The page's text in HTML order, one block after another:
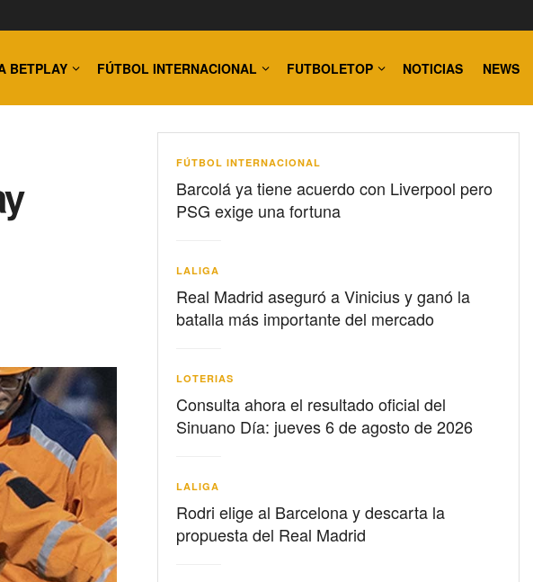
BETPLAY FÚTBOL INTERNACIONAL FUTBOLETOP NOTICIAS NEWS
FÚTBOL INTERNACIONAL
Barcolá ya tiene acuerdo con Liverpool pero
PSG exige una fortuna
LALIGA
Real Madrid aseguró a Vinicius y ganó la
batalla más importante del mercado
LOTERIAS
Consulta ahora el resultado oficial del
Sinuano Día: jueves 6 de agosto de 2026
LALIGA
Rodri elige al Barcelona y descarta la
propuesta del Real Madrid